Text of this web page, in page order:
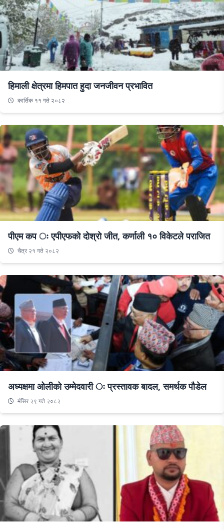
हिमाली क्षेत्रमा हिमपात हुदा जनजीवन प्रभावित
कार्तिक ११ गते २०८२
पीएम कप ः एपीएफको दोश्रो जीत, कर्णाली १० विकेटले पराजित
चैत्र २१ गते २०८२
अध्यक्षमा ओलीको उम्मेदवारी ः प्रस्तावक बादल, समर्थक पौडेल
मंसिर २९ गते २०८२